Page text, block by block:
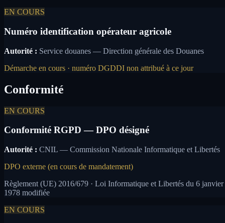
EN COURS
Numéro identification opérateur agricole
Autorité : Service douanes — Direction générale des Douanes
Démarche en cours · numéro DGDDI non attribué à ce jour
Conformité
EN COURS
Conformité RGPD — DPO désigné
Autorité : CNIL — Commission Nationale Informatique et Libertés
DPO externe (en cours de mandatement)
Règlement (UE) 2016/679 · Loi Informatique et Libertés du 6 janvier
1978 modifiée
EN COURS